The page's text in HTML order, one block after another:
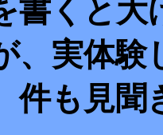
書くと
、実体
件も見聞